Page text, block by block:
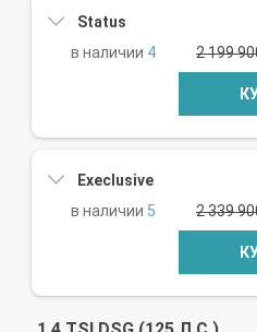
Status
4
2 199
Execlusive
5
2 339